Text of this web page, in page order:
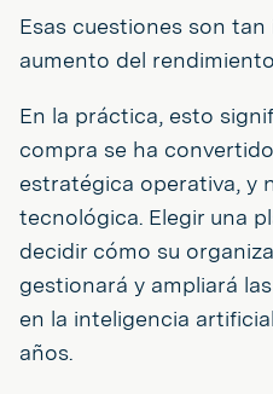
Esas cuestiones son
aumento del
En la práctica, esto
compra se ha
estratégica operativa, y
tecnológica. Elegir una
decidir cómo su
gestionará y ampliará
en la inteligencia
años.